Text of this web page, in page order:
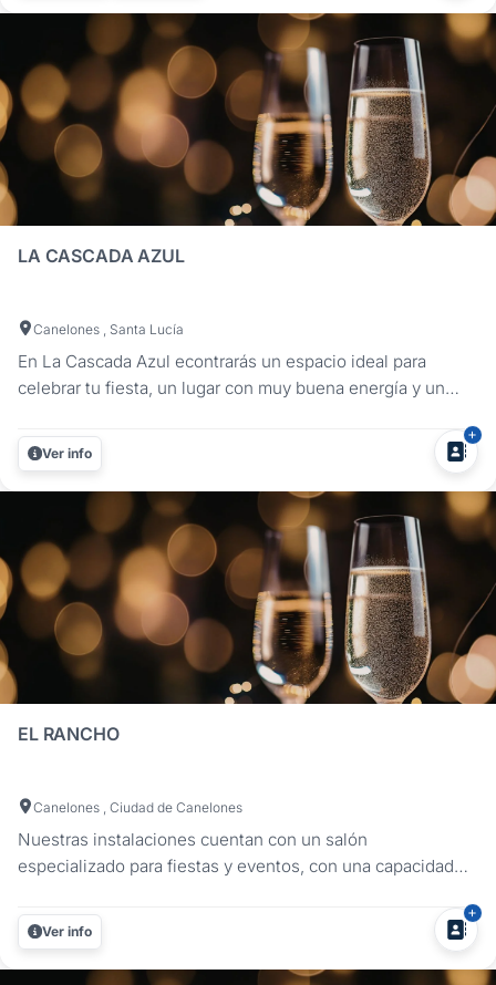
LA CASCADA AZUL
Canelones , Santa Lucía
En La Cascada Azul econtrarás un espacio ideal para
celebrar tu fiesta, un lugar con muy buena energía y un
asegurada. Rodeado de un hermoso entorno natural, La
Cascada Azul es el lugar ideal para realizar bodas al aire
libre, cumpleaños de...
Ver info
EL RANCHO
Canelones , Ciudad de Canelones
Nuestras instalaciones cuentan con un salón
especializado para fiestas y eventos, con una capacidad
totalmente equipado con tecnología, mobiliario e insumos
de la mejor calidad. Adyacente a él, una serie de piscinas
logran estilizar el...
Ver info